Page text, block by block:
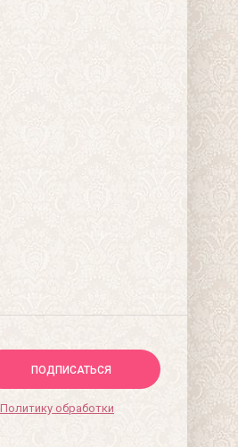
ПОДПИСАТЬСЯ
Политику обработки